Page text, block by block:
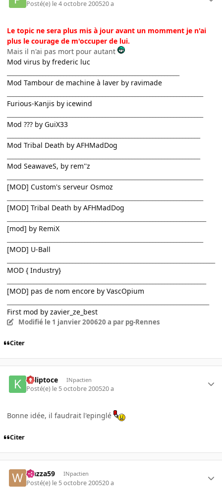
Posté(e) le 4 octobre 200520 a
Le topic ne sera plus mis à jour avant un momment je n'ai
plus le courage de m'occuper de lui.
Mais il n'ai pas mort pour autant
Mod virus by frederic luc
Mod Tambour de machine à laver by ravimade
Furious-Kanjis by icewind
Mod ??? by GuiX33
Mod Tribal Death by AFHMadDog
Mod SeawaveS, by rem''z
[MOD] Custom's serveur Osmoz
[MOD] Tribal Death by AFHMadDog
[mod] by RemiX
[MOD] U-Ball
MOD { Industry}
[MOD] pas de nom encore by VascOpium
First mod by zavier_ze_best
Modifié le 1 janvier 200620 a par pg-Rennes
Citer
Kaliptoce INpactien
Posté(e) le 5 octobre 200520 a
Bonne idée, il faudrait l'epinglé
Citer
wazza59 INpactien
Posté(e) le 5 octobre 200520 a